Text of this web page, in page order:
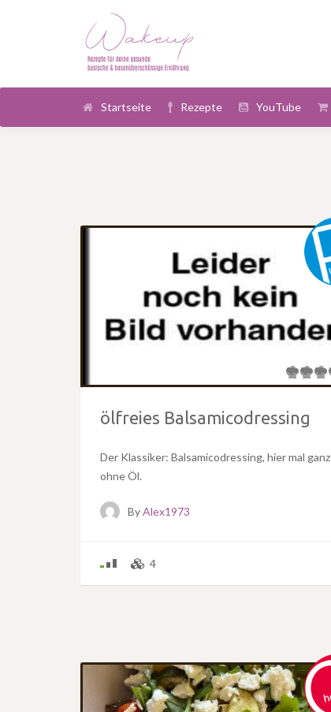
Startseite Rezepte YouTube
ölfreies Balsamicodressing
Der Klassiker: Balsamicodressing, hier mal ganz
ohne Öl.
ByAlex1973
4